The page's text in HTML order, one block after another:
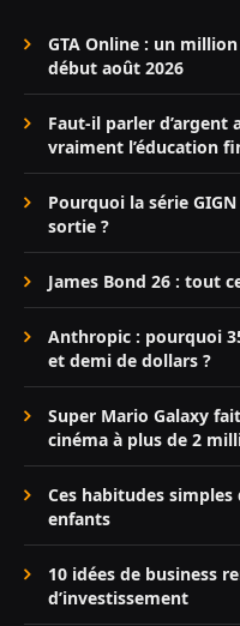
GTA Online : un
début août 2026
Faut-il parler d’argent
vraiment l’éducation
Pourquoi la série
sortie ?
James Bond 26 : tout
Anthropic : pourquoi
et demi de dollars ?
Super Mario Galaxy
cinéma à plus de 2
Ces habitudes
enfants
10 idées de business
d’investissement